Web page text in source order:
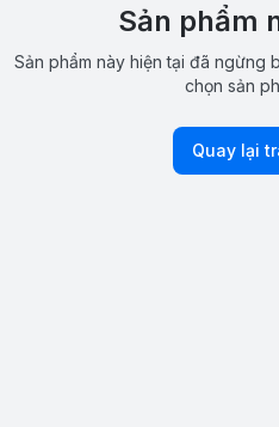
Sản phẩm
Sản phẩm này hiện tại đã ngừng
chọn sản
Quay lại